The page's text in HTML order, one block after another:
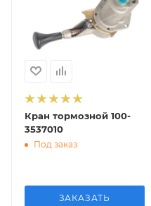
Кран тормозной 100-
3537010
Под заказ
ЗАКАЗАТЬ